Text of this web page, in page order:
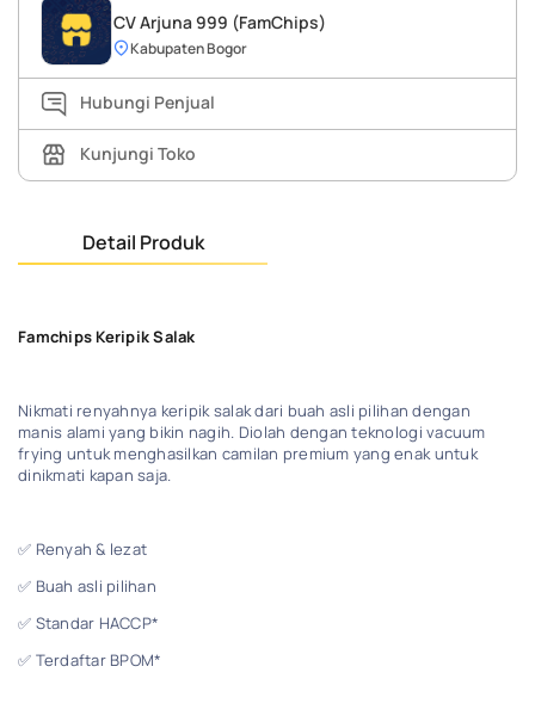
CV Arjuna 999 (FamChips)
Kabupaten Bogor
Hubungi Penjual
Kunjungi Toko
Detail Produk
Famchips Keripik Salak
Nikmati renyahnya keripik salak dari buah asli pilihan dengan
manis alami yang bikin nagih. Diolah dengan teknologi vacuum
frying untuk menghasilkan camilan premium yang enak untuk
dinikmati kapan saja.
✅ Renyah & lezat
✅ Buah asli pilihan
✅ Standar HACCP*
✅ Terdaftar BPOM*